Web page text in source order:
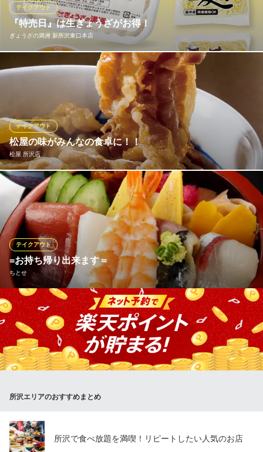
中華レストラン
西武新宿線所沢駅 徒歩4分
埼玉県所沢市日吉町8-5 フジノビル1F
『特売日』は生ぎょうざがお得！
ぎょうざの満洲 新所沢東口本店
テイクアウト
特売日には12ヶ入の生ぎょうざ（冷蔵・冷凍）や、生麺などがお
得です。 60個入りの業務用冷凍生餃子や、自家製チャーシューも
人気です！ ※特売日は店舗により異なりますので店舗情報欄にて
ご確認ください。
ぎょうざの満洲 新所沢東口本店
餃子・中華料理
西武新宿線新所沢駅 徒歩2分
埼玉県所沢市松葉町12-6 1F
松屋の味がみんなの食卓に！！
松屋 所沢店
テイクアウト
健康で豊かな食生活を応援する松屋では、一部のメニューをのぞ
き「できたて」をその場でお持ち帰りいただけます。 朝食・ラン
チタイム・夕飯や夜食など、いろいろなシーンに合わせてぜひご
利用ください！
松屋 所沢店
牛めし・カレー・定食
西武新宿線所沢駅西口 徒歩2分
埼玉県所沢市日吉町10-18
=お持ち帰り出来ます＝
ちとせ
テイクアウト
☆各種メニュー対応☆ ご自宅・オフィスへのお土産・お持ち帰り
用にどうぞ！ 詳細はお気軽にお問い合わせください。
ちとせ
うどん・割烹・寿司
西武池袋線所沢駅東口 車5分
所沢エリアのおすすめまとめ
所沢で食べ放題を満喫！リピートしたい人気のお店